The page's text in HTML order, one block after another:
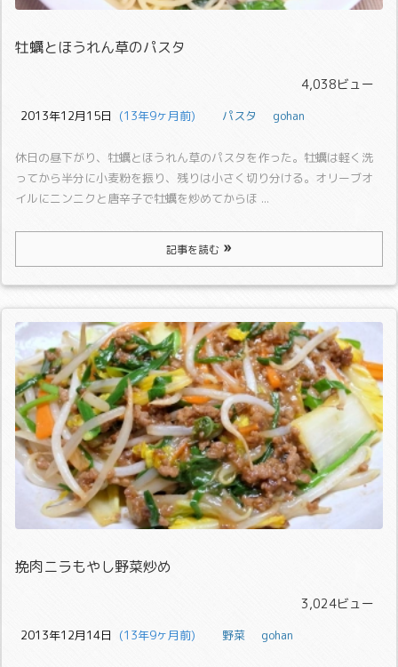
牡蠣とほうれん草のパスタ
4,038ビュー
2013年12月15日
  (13年9ヶ月前)
パスタ gohan
休日の昼下がり、牡蠣とほうれん草のパスタを作った。 牡蠣は軽く洗
ってから半分に小麦粉を振り、残りは小さく切り分ける。 オリーブオ
イルにニンニクと唐辛子で牡蠣を炒めてからほ ...
記事を読む
挽肉ニラもやし野菜炒め
3,024ビュー
2013年12月14日
  (13年9ヶ月前)
野菜 gohan